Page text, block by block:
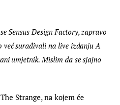
Sensus Design Factory, zapravo
već surađivali na live izdanju A
umjetnik. Mislim da se sjajno
Strange, na kojem će